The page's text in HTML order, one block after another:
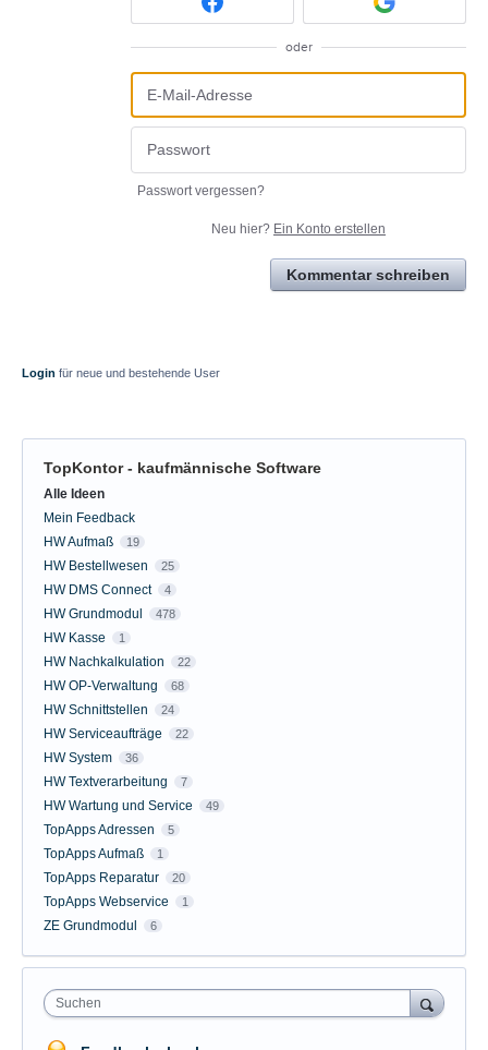
oder
Passwort vergessen?
Neu hier? Ein Konto erstellen
Kommentar schreiben
Login für neue und bestehende User
TopKontor - kaufmännische Software
Kategorien
Alle Ideen
Mein Feedback
HW Aufmaß
19
HW Bestellwesen 25
HW DMS Connect 4
HW Grundmodul 478
HW Kasse 1
HW Nachkalkulation 22
HW OP-Verwaltung 68
HW Schnittstellen 24
HW Serviceaufträge 22
HW System 36
HW Textverarbeitung 7
HW Wartung und Service 49
TopApps Adressen 5
TopApps Aufmaß 1
TopApps Reparatur 20
TopApps Webservice 1
ZE Grundmodul 6
Suchen